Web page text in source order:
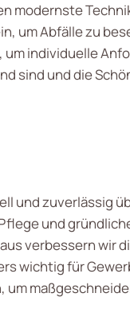
modernste
um Abfälle zu
individuelle
sind und die
und zuverlässig
und
verbessern wir
wichtig für
um